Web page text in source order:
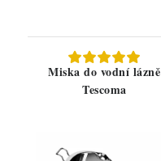
Miska do vodní lázně
Tescoma